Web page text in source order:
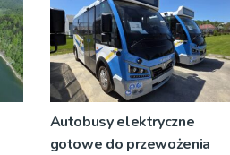
Autobusy elektryczne
gotowe do przewożenia